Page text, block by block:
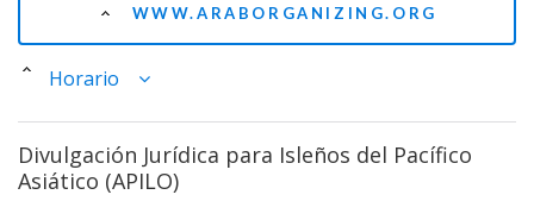
WWW.ARABORGANIZING.ORG
Horario
Divulgación Jurídica para Isleños del Pacífico
Asiático (APILO)